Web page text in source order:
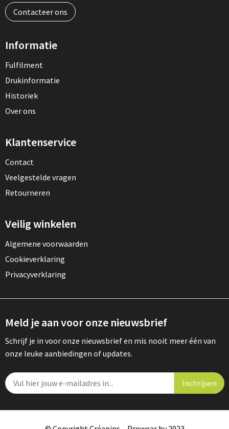
Contacteer ons
Informatie
Fulfilment
Drukinformatie
Historiek
Over ons
Klantenservice
Contact
Veelgestelde vragen
Retourneren
Veilig winkelen
Algemene voorwaarden
Cookieverklaring
Privacyverklaring
Meld je aan voor onze nieuwsbrief
Schrijf je in voor onze nieuwsbrief en mis nooit meer één van
onze leuke aanbiedingen of updates.